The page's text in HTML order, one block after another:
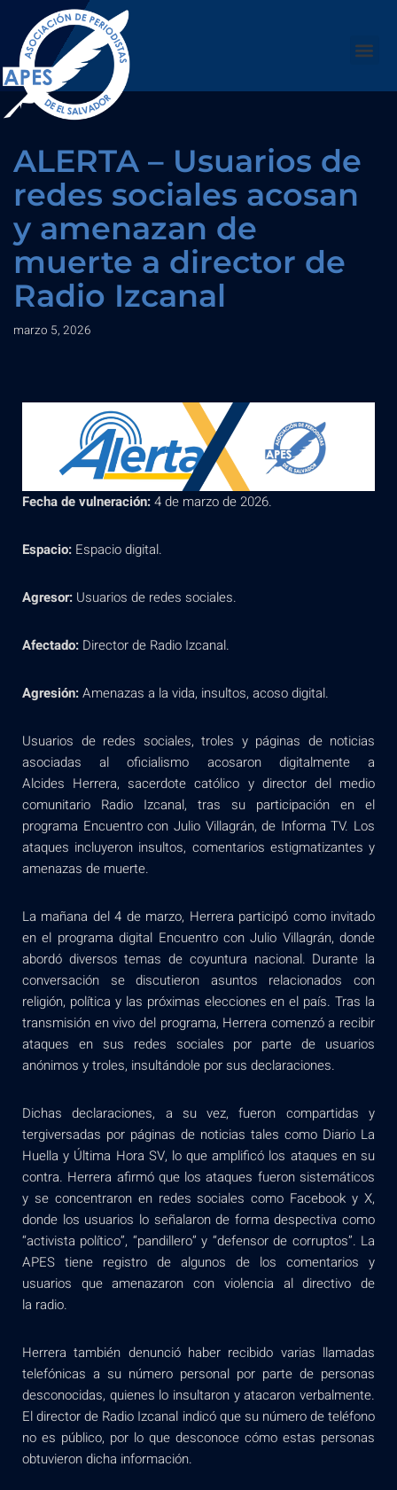
Saltar
al
contenido
ALERTA – Usuarios de
redes sociales acosan
y amenazan de
muerte a director de
Radio Izcanal
marzo 5, 2026
Fecha de vulneración:4 de marzo de 2026.
Espacio: Espacio digital.
Agresor: Usuarios de redes sociales.
Afectado: Director de Radio Izcanal.
Agresión:Amenazas a la vida, insultos, acoso digital.
Usuarios de redes sociales, troles y páginas de noticias
asociadas al oficialismo acosaron digitalmente a
Alcides Herrera, sacerdote católico y director del medio
comunitario Radio Izcanal, tras su participación en el
programa Encuentro con Julio Villagrán, de Informa TV. Los
ataques incluyeron insultos, comentarios estigmatizantes y
amenazas de muerte.
La mañana del 4 de marzo, Herrera participó como invitado
en el programa digital Encuentro con Julio Villagrán, donde
abordó diversos temas de coyuntura nacional. Durante la
conversación se discutieron asuntos relacionados con
religión, política y las próximas elecciones en el país. Tras la
transmisión en vivo del programa, Herrera comenzó a recibir
ataques en sus redes sociales por parte de usuarios
anónimos y troles, insultándole por sus declaraciones.
Dichas declaraciones, a su vez, fueron compartidas y
tergiversadas por páginas de noticias tales como Diario La
Huella y Última Hora SV, lo que amplificó los ataques en su
contra. Herrera afirmó que los ataques fueron sistemáticos
y se concentraron en redes sociales como Facebook y X,
donde los usuarios lo señalaron de forma despectiva como
“activista político”, “pandillero” y “defensor de corruptos”. La
APES tiene registro de algunos de los comentarios y
usuarios que amenazaron con violencia al directivo de
la radio.
Herrera también denunció haber recibido varias llamadas
telefónicas a su número personal por parte de personas
desconocidas, quienes lo insultaron y atacaron verbalmente.
El director de Radio Izcanal indicó que su número de teléfono
no es público, por lo que desconoce cómo estas personas
obtuvieron dicha información.